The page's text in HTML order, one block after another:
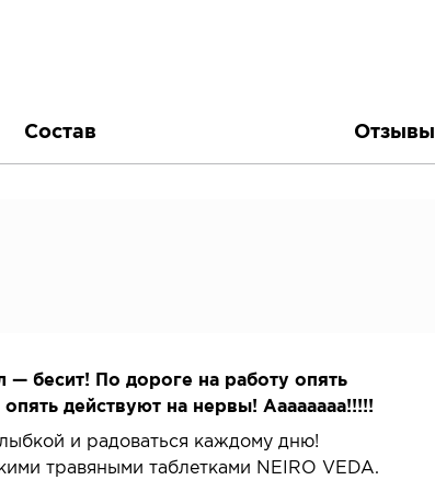
Состав Отзывы
бесит! По дороге на работу опять
действуют на нервы! Аааааааа!!!!!
и радоваться каждому дню!
травяными таблетками NEIRO VEDA.